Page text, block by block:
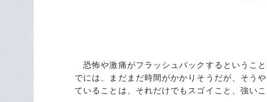
恐怖や激痛がフラッシュバックするというこ
でには、まだまだ時間がかかりそうだが、そう
ていることは、それだけでもスゴイこと、強い